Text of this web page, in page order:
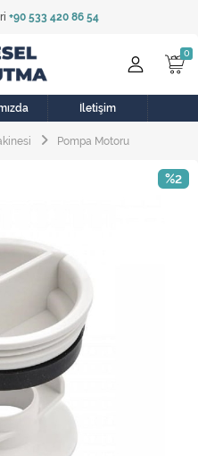
+90 533 420 86 54
Kategoriler
Makinesi
Aspiratör
Ve Temizlik
İletişim
Pompa Motoru
%2